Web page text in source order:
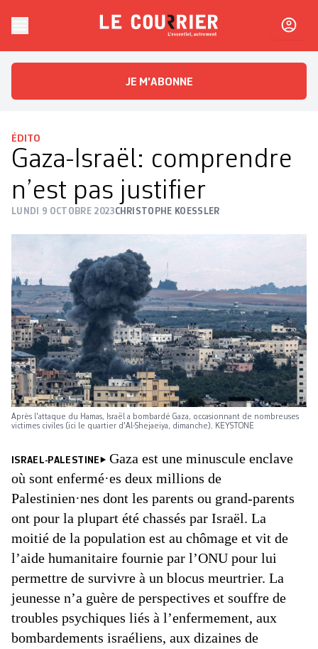
Le CourrierL'essentiel, autrement
JE M'ABONNE
ÉDITO
Gaza-Israël: comprendre
n’est pas justifier
LUNDI 9 OCTOBRE 2023CHRISTOPHE KOESSLER
Après l'attaque du Hamas, Israël a bombardé Gaza, occasionnant de nombreuses
victimes civiles (ici le quartier d'Al-Shejaeiya, dimanche). KEYSTONE
ISRAEL-PALESTINE
Gaza est une minuscule enclave
où sont enfermé·es deux millions de
Palestinien·nes dont les parents ou grand-parents
ont pour la plupart été chassés par Israël. La
moitié de la population est au chômage et vit de
l’aide humanitaire fournie par l’ONU pour lui
permettre de survivre à un blocus meurtrier. La
jeunesse n’a guère de perspectives et souffre de
troubles psychiques liés à l’enfermement, aux
bombardements israéliens, aux dizaines de